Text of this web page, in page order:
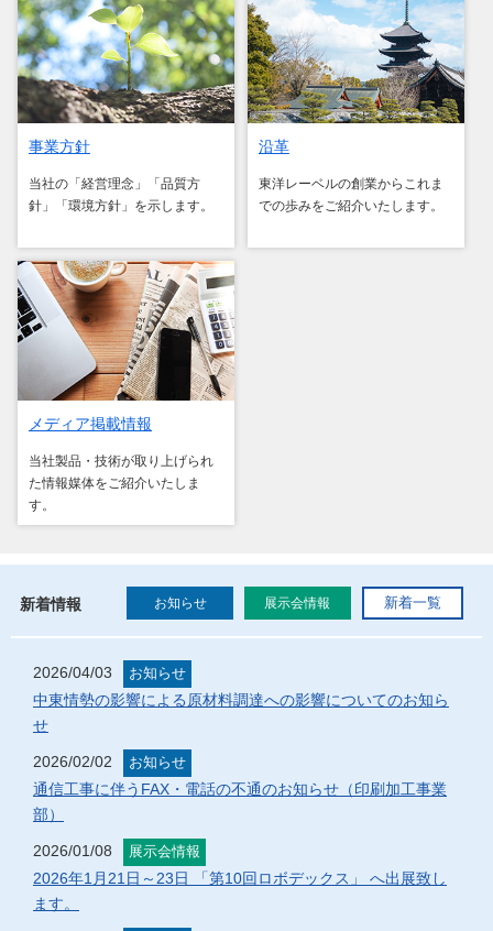
事業方針
当社の「経営理念」「品質方
針」「環境方針」を示します。
沿革
東洋レーベルの創業からこれま
での歩みをご紹介いたします。
メディア掲載情報
当社製品・技術が取り上げられ
た情報媒体をご紹介いたしま
す。
新着情報 お知らせ 展示会情報 新着一覧
2026/04/03 お知らせ
中東情勢の影響による原材料調達への影響についてのお知ら
せ
2026/02/02 お知らせ
通信工事に伴うFAX・電話の不通のお知らせ（印刷加工事業
部）
2026/01/08 展示会情報
2026年1月21日～23日 「第10回ロボデックス」 へ出展致し
ます。